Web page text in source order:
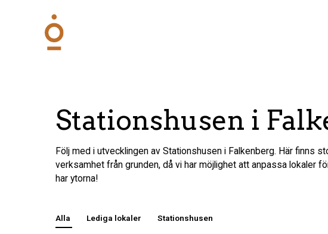
Stationshusen i
Följ med i utvecklingen av Stationshusen i Falkenberg. Här finns
verksamhet från grunden, då vi har möjlighet att anpassa lokaler
har ytorna!
Alla Lediga lokaler Stationshusen